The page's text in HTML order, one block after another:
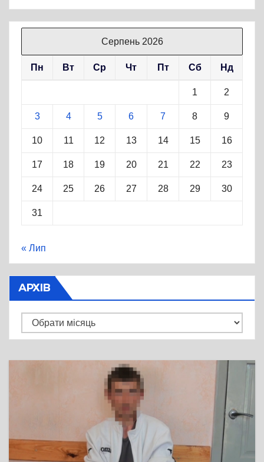
Серпень 2026
Пн Вт Ср Чт Пт Сб Нд
1 2
3 4 5 6 7 8 9
10 11 12 13 14 15 16
17 18 19 20 21 22 23
24 25 26 27 28 29 30
31
« Лип
АРХІВ
Архів